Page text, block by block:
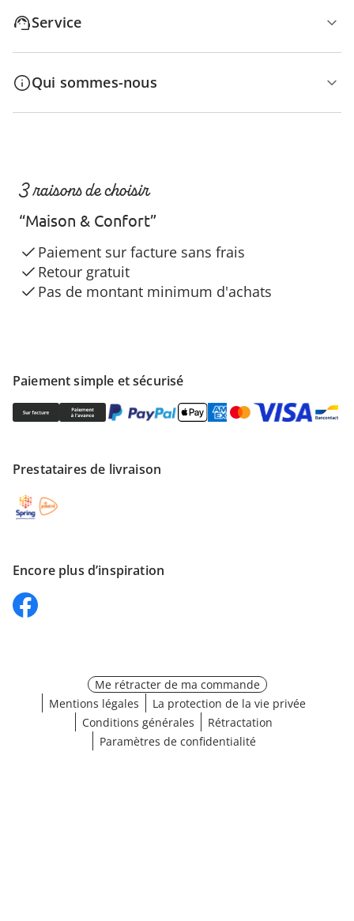
Service
Qui sommes-nous
Paiement simple et sécurisé
Prestataires de livraison
Encore plus d’inspiration
3 raisons de choisir
“Maison & Confort”
Paiement sur facture sans frais
Retour gratuit
Pas de montant minimum d'achats
Me rétracter de ma commande
Mentions légales
La protection de la vie privée
Conditions générales
Rétractation
Paramètres de confidentialité